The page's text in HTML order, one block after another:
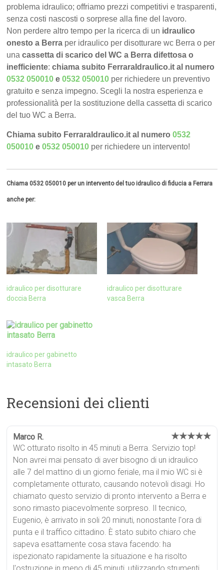
problema idraulico; offriamo prezzi competitivi e trasparenti,
senza costi nascosti o sorprese alla fine del lavoro.
Non perdere altro tempo per la ricerca di un idraulico
onesto a Berra per idraulico per disotturare wc Berra o per
unacassetta di scarico del WC a Berra difettosa o
inefficiente:chiama subito FerraraIdraulico.it al numero
0532 050010 e0532 050010 per richiedere un preventivo
gratuito e senza impegno. Scegli la nostra esperienza e
professionalità per la sostituzione della cassetta di scarico
del tuo WC a Berra.
Chiama subito FerraraIdraulico.it al numero0532
050010 e0532 050010 per richiedere un intervento!
Chiama 0532 050010 per un intervento del tuo idraulico di fiducia a Ferrara
anche per:
idraulico per disotturare
doccia Berra
idraulico per disotturare
vasca Berra
idraulico per gabinetto
intasato Berra
Recensioni dei clienti
Marco R. ★★★★★
WC otturato risolto in 45 minuti a Berra. Servizio top!
Non avrei mai pensato di aver bisogno di un idraulico
alle 7 del mattino di un giorno feriale, ma il mio WC si è
completamente otturato, causando notevoli disagi. Ho
chiamato questo servizio di pronto intervento a Berra e
sono rimasto piacevolmente sorpreso. Il tecnico,
Eugenio, è arrivato in soli 20 minuti, nonostante l'ora di
punta e il traffico cittadino. È stato subito chiaro che
sapeva esattamente cosa stava facendo: ha
ispezionato rapidamente la situazione e ha risolto